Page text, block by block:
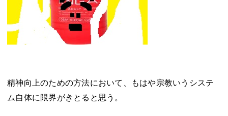
精神向上のための方法において、もはや宗教いうシステ
ム自体に限界がきとると思う。